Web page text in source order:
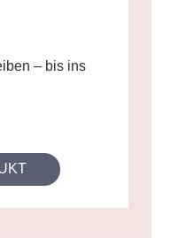
– bis ins